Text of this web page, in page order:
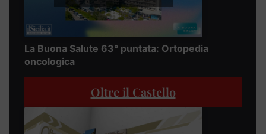
La Buona Salute 63° puntata: Ortopedia
oncologica
Oltre il Castello